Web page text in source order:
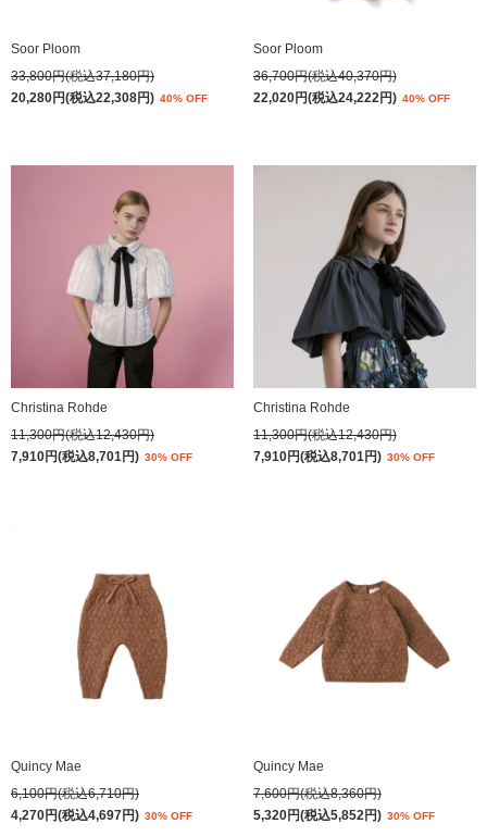
Soor Ploom
33,800円(税込37,180円)
20,280円(税込22,308円) 40% OFF
Soor Ploom
36,700円(税込40,370円)
22,020円(税込24,222円) 40% OFF
Christina Rohde
11,300円(税込12,430円)
7,910円(税込8,701円) 30% OFF
Christina Rohde
11,300円(税込12,430円)
7,910円(税込8,701円) 30% OFF
Quincy Mae
6,100円(税込6,710円)
4,270円(税込4,697円) 30% OFF
Quincy Mae
7,600円(税込8,360円)
5,320円(税込5,852円) 30% OFF